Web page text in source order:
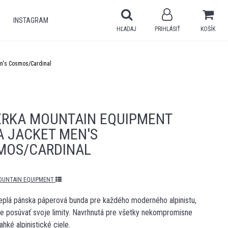
INSTAGRAM
KOŠÍK
PRIHLÁSIŤ
HĽADAJ
Cosmos/Cardinal
MOUNTAIN EQUIPMENT
JACKET MEN'S
CARDINAL
EQUIPMENT
pánska páperová bunda pre každého moderného alpinistu,
posúvať svoje limity. Navrhnutá pre všetky nekompromisne
alpinistické ciele.